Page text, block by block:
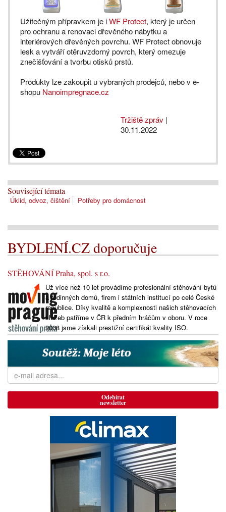
Užitečným přípravkem je iWF Protect, který je určen
pro ochranu a renovaci dřevěného nábytku a
interiérových dřevěných povrchu. WF Protect obnovuje
lesk a vytváří otěruvzdorný povrch, který omezuje
znečišťování a tvorbu otisků prstů.
Produkty lze zakoupit u vybraných prodejců, nebo v e-
shopu Nanoimpregnace.cz
Tržiště zpráv |
30.11.2022
Související témata
Úklid, odvoz, čištění Potřeby pro domácnost
BYDLENÍ.CZ doporučuje
STĚHOVÁNÍ Praha, spol. s r.o.
Už více než 10 let provádíme profesionální stěhování bytů
a rodinných domů, firem i státních institucí po celé České
republice. Díky kvalitě a komplexnosti našich stěhovacích
služeb patříme v ČR k předním hráčům v oboru. V roce
2008 jsme získali prestižní certifikát kvality ISO.
Odebírat
newsletter